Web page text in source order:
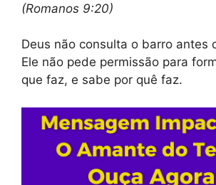
(Romanos 9:20)
Deus não consulta o barro antes
Ele não pede permissão para
que faz, e sabe por quê faz.